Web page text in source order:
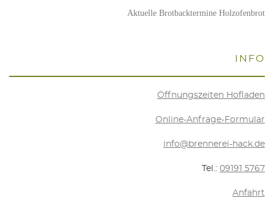
Aktu­el­le Brot­back­ter­mi­ne Holzofenbrot
INFO
Öff­nungs­zei­ten Hofladen
Online-Anfra­ge-For­mu­lar
info@brennerei-hack.de
Tel.: 09191 5767
Anfahrt